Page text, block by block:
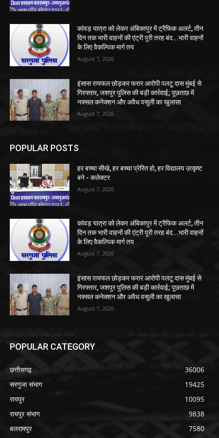
कांवड़ यात्रा को लेकर अंबिकापुर में ट्रैफिक अलर्ट, तीन
दिन तक भारी वाहनों की एंट्री पूरी तरह बंद...भारी वाहनों
के लिए वैकल्पिक मार्ग तय
August 7, 2026
इंसास रायफल छोड़कर फरार आरोपी पलटू दास मुंबई से
गिरफ्तार, जशपुर पुलिस की बड़ी कार्रवाई; पूछताछ में
नक्सल कनेक्शन और अवैध वसूली का खुलासा
August 7, 2026
POPULAR POSTS
हर बच्चा सीखे, हर बच्चा प्रेरित हो, हर विद्यालय उत्कृष्ट
बने - कलेक्टर
August 7, 2026
कांवड़ यात्रा को लेकर अंबिकापुर में ट्रैफिक अलर्ट, तीन
दिन तक भारी वाहनों की एंट्री पूरी तरह बंद...भारी वाहनों
के लिए वैकल्पिक मार्ग तय
August 7, 2026
इंसास रायफल छोड़कर फरार आरोपी पलटू दास मुंबई से
गिरफ्तार, जशपुर पुलिस की बड़ी कार्रवाई; पूछताछ में
नक्सल कनेक्शन और अवैध वसूली का खुलासा
August 7, 2026
POPULAR CATEGORY
छत्तीसगढ़
36006
सरगुजा संभाग
19425
रायपुर
10095
रायपुर संभाग
9838
बलरामपुर
7580